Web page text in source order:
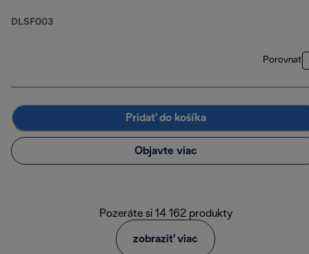
DLSF003
Porovnať
Pridať do košíka
Objavte viac
Pozeráte si 14 162 produkty
zobraziť viac